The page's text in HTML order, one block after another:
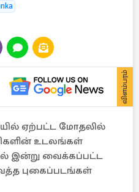
விளம்பரம்
ஏற்பட்ட மோதலில்
உடலங்கள்
இன்று வைக்கப்பட்ட
புகைப்படங்கள்